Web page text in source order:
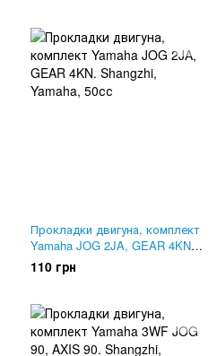
Прокладки двигуна, комплект
Yamaha JOG 2JA, GEAR 4KN.
Shangzhi
110 грн